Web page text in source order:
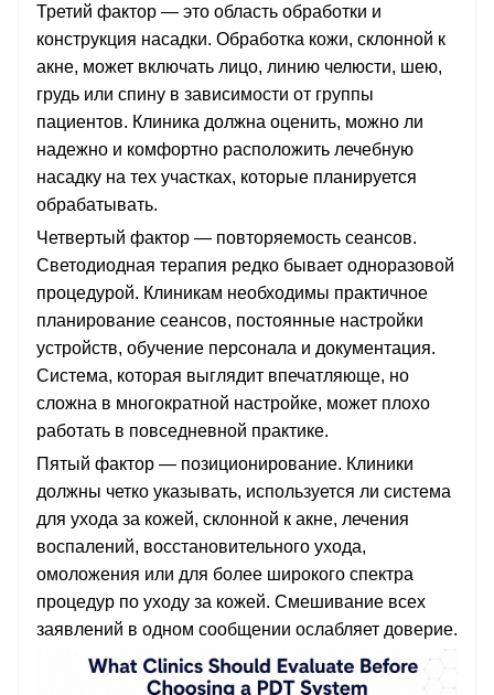
Третий фактор — это область обработки и
конструкция насадки. Обработка кожи, склонной к
акне, может включать лицо, линию челюсти, шею,
грудь или спину в зависимости от группы
пациентов. Клиника должна оценить, можно ли
надежно и комфортно расположить лечебную
насадку на тех участках, которые планируется
обрабатывать.
Четвертый фактор — повторяемость сеансов.
Светодиодная терапия редко бывает одноразовой
процедурой. Клиникам необходимы практичное
планирование сеансов, постоянные настройки
устройств, обучение персонала и документация.
Система, которая выглядит впечатляюще, но
сложна в многократной настройке, может плохо
работать в повседневной практике.
Пятый фактор — позиционирование. Клиники
должны четко указывать, используется ли система
для ухода за кожей, склонной к акне, лечения
воспалений, восстановительного ухода,
омоложения или для более широкого спектра
процедур по уходу за кожей. Смешивание всех
заявлений в одном сообщении ослабляет доверие.